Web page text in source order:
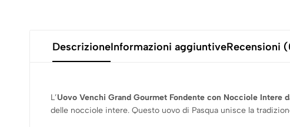
DescrizioneInformazioni aggiuntiveRecensioni
L’Uovo Venchi Grand Gourmet Fondente con Nocciole Intere
delle nocciole intere. Questo uovo di Pasqua unisce la